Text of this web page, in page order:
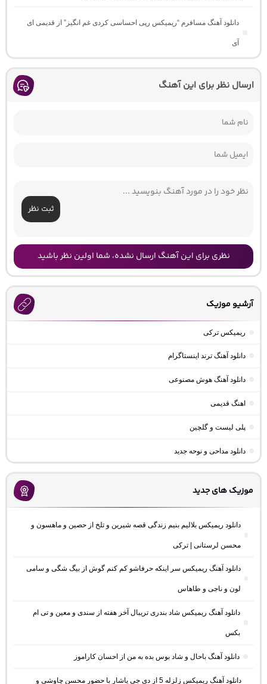
دانلود آهنگ مسافرم “ریمیکس رپی احساسی کردی غم انگیز” از قدیمی ای
آی
ارسال نظر برای این آهنگ
ثبت نظر
نظری برای این آهنگ ارسال نشده، شما اولین نظر باشید
آرشیو موزیک
ریمیکس ترکی
دانلود آهنگ ترند اینستاگرام
دانلود آهنگ هوش مصنوعی
اهنگ قدیمی
پلی لیست و گلچین
دانلود مداحی و نوحه جدید
موزیک های جدید
دانلود ریمیکس بلالیم بنیم زندگی قصه شیرین و تلخ از حصین و ماهسون و
محسن لرستانی | ترکی
دانلود آهنگ ریمیکس سر اینکه حرفاشو کم کنم گوش از بیگ شگی و سامی
لون و ناجی و طاهاس
دانلود آهنگ ریمیکس شاد بندری تریبال آخر هفته از سندی و معین و تی ام
بکس
دانلود آهنگ باحال و شاد بوس بده به من از احسان کاراموز
دانلود آهنگ ریمیکس زلزله 5 از دی جی یاشار با حضور محسن چاوشی و